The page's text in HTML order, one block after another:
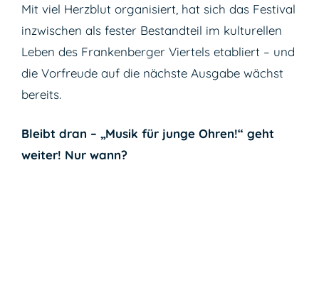
Mit viel Herzblut organisiert, hat sich das Festival
inzwischen als fester Bestandteil im kulturellen
Leben des Frankenberger Viertels etabliert – und
die Vorfreude auf die nächste Ausgabe wächst
bereits.
Bleibt dran – „Musik für junge Ohren!“ geht
weiter! Nur wann?